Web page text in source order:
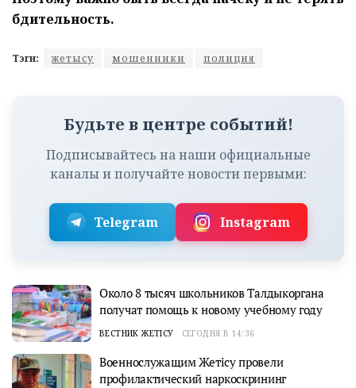
бдительность.
Тэги: жетысу мошенники полиция
Будьте в центре событий!
Подписывайтесь на наши официальные
каналы и получайте новости первыми:
Telegram Instagram
Около 8 тысяч школьников Талдыкоргана
получат помощь к новому учебному году
ВЕСТНИК ЖЕТІСУ СЕГОДНЯ В 14:36
Военнослужащим Жетісу провели
профилактический наркоскрининг